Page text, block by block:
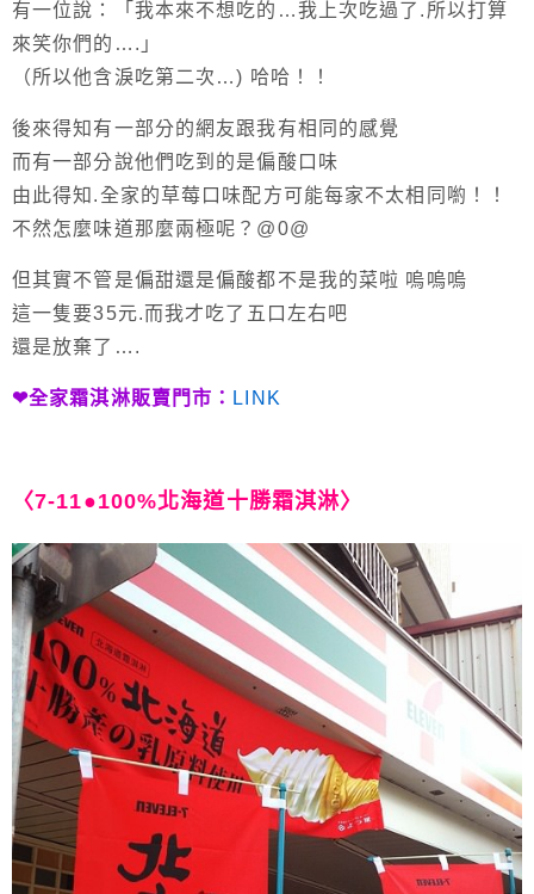
有一位說：「我本來不想吃的…我上次吃過了.所以打算
來笑你們的….」
（所以他含淚吃第二次…) 哈哈！！
後來得知有一部分的網友跟我有相同的感覺
而有一部分說他們吃到的是偏酸口味
由此得知.全家的草莓口味配方可能每家不太相同喲！！
不然怎麼味道那麼兩極呢？@0@
但其實不管是偏甜還是偏酸都不是我的菜啦 嗚嗚嗚
這一隻要35元.而我才吃了五口左右吧
還是放棄了….
❤全家霜淇淋販賣門市： LINK
〈7-11●100%北海道十勝霜淇淋〉